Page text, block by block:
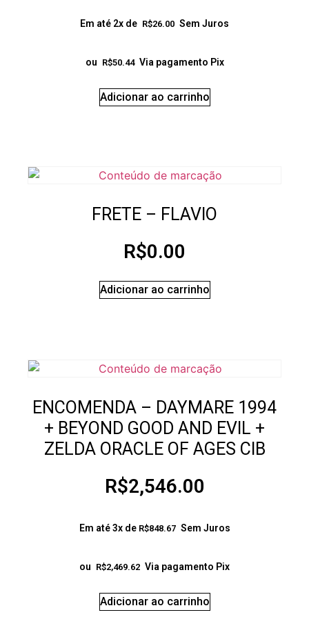
Em até 2x de R$26.00 Sem Juros
ou R$50.44 Via pagamento Pix
Adicionar ao carrinho
FRETE – FLAVIO
R$0.00
Adicionar ao carrinho
ENCOMENDA – DAYMARE 1994
+ BEYOND GOOD AND EVIL +
ZELDA ORACLE OF AGES CIB
R$2,546.00
Em até 3x de R$848.67 Sem Juros
ou R$2,469.62 Via pagamento Pix
Adicionar ao carrinho